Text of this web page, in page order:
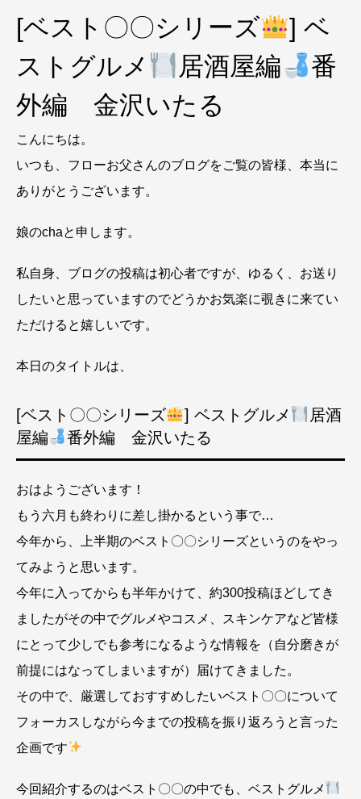
[ベスト〇〇シリーズ
] ベ
ストグルメ
居酒屋編
番
外編 金沢いたる
こんにちは。
いつも、フローお父さんのブログをご覧の皆様、本当に
ありがとうございます。
娘のchaと申します。
私自身、ブログの投稿は初心者ですが、ゆるく、お送り
したいと思っていますのでどうかお気楽に覗きに来てい
ただけると嬉しいです。
本日のタイトルは、
[ベスト〇〇シリーズ ] ベストグルメ
居酒
屋編
番外編 金沢いたる
おはようございます！
もう六月も終わりに差し掛かるという事で…
今年から、上半期のベスト〇〇シリーズというのをやっ
てみようと思います。
今年に入ってからも半年かけて、約300投稿ほどしてき
ましたがその中でグルメやコスメ、スキンケアなど皆様
にとって少しでも参考になるような情報を（自分磨きが
前提にはなってしまいますが）届けてきました。
その中で、厳選しておすすめしたいベスト〇〇について
フォーカスしながら今までの投稿を振り返ろうと言った
企画です
今回紹介するのはベスト〇〇の中でも、ベストグルメ